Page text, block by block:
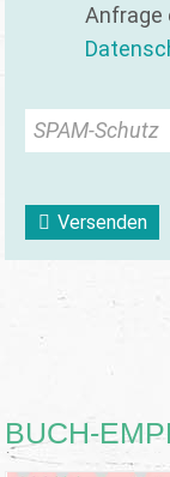
Anfrage
SPAM-Schutz
Versenden
BUCH-